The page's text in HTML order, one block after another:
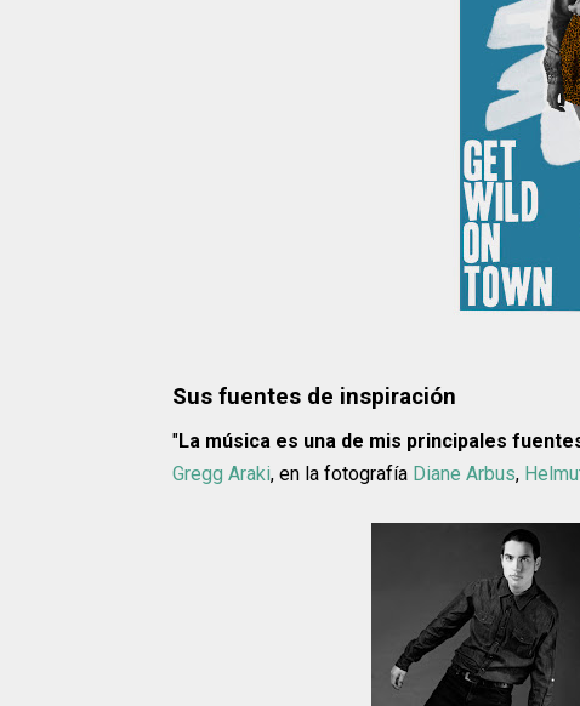
Sus fuentes de inspiración
"La música es una de mis principales
Gregg Araki, en la fotografía Diane Arbus,